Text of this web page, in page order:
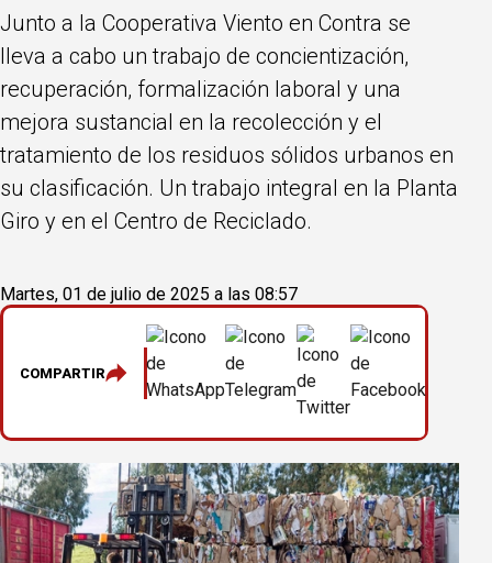
Junto a la Cooperativa Viento en Contra se
lleva a cabo un trabajo de concientización,
recuperación, formalización laboral y una
mejora sustancial en la recolección y el
tratamiento de los residuos sólidos urbanos en
su clasificación. Un trabajo integral en la Planta
Giro y en el Centro de Reciclado.
Martes, 01 de julio de 2025 a las 08:57
COMPARTIR